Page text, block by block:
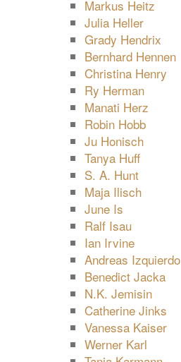
Markus Heitz
Julia Heller
Grady Hendrix
Bernhard Hennen
Christina Henry
Ry Herman
Manati Herz
Robin Hobb
Ju Honisch
Tanya Huff
S. A. Hunt
Maja Ilisch
June Is
Ralf Isau
Ian Irvine
Andreas Izquierdo
Benedict Jacka
N.K. Jemisin
Catherine Jinks
Vanessa Kaiser
Werner Karl